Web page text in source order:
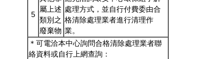
5
屬上述
類別之
廢棄物
處理方式，並自行付費委由合
格清除處理業者進行清理作
業。
＊可電洽本中心詢問合格清除處理業者聯
絡資料或自行上網查詢：